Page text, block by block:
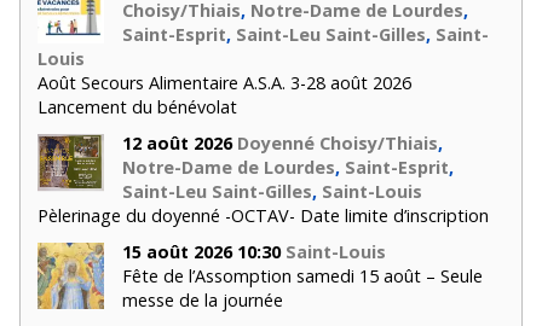
Choisy/Thiais, Notre-Dame de Lourdes,
Saint-Esprit, Saint-Leu Saint-Gilles, Saint-
Louis
Août Secours Alimentaire A.S.A. 3-28 août 2026
Lancement du bénévolat
12 août 2026 Doyenné Choisy/Thiais,
Notre-Dame de Lourdes, Saint-Esprit,
Saint-Leu Saint-Gilles, Saint-Louis
Pèlerinage du doyenné -OCTAV- Date limite d’inscription
15 août 2026 10:30 Saint-Louis
Fête de l’Assomption samedi 15 août – Seule
messe de la journée